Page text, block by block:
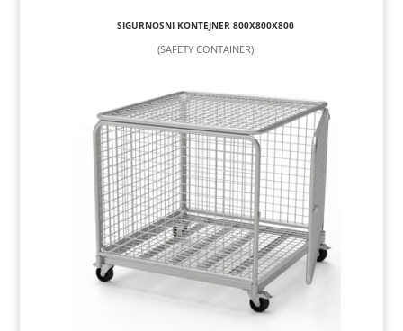
SIGURNOSNI KONTEJNER 800X800X800
(SAFETY CONTAINER)